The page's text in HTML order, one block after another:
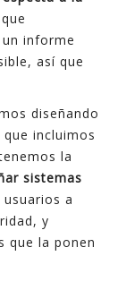
informe
así que
diseñando
incluimos
la
sistemas
a
y
que la ponen